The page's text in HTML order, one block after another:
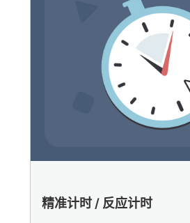
精准计时 / 反应计时